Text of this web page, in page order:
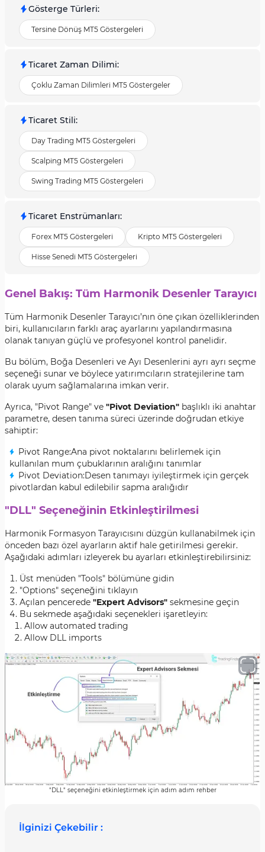
Gösterge Türleri:
Tersine Dönüş MT5 Göstergeleri
Ticaret Zaman Dilimi:
Çoklu Zaman Dilimleri MT5 Göstergeler
Ticaret Stili:
Day Trading MT5 Göstergeleri
Scalping MT5 Göstergeleri
Swing Trading MT5 Göstergeleri
Ticaret Enstrümanları:
Forex MT5 Göstergeleri Kripto MT5 Göstergeleri
Hisse Senedi MT5 Göstergeleri
Genel Bakış: Tüm Harmonik Desenler Tarayıcı
Tüm Harmonik Desenler Tarayıcı’nın öne çıkan özelliklerinden
biri, kullanıcıların farklı araç ayarlarını yapılandırmasına
olanak tanıyan güçlü ve profesyonel kontrol panelidir.
Bu bölüm, Boğa Desenleri ve Ayı Desenlerini ayrı ayrı seçme
seçeneği sunar ve böylece yatırımcıların stratejilerine tam
olarak uyum sağlamalarına imkan verir.
Ayrıca, "Pivot Range" ve "Pivot Deviation" başlıklı iki anahtar
parametre, desen tanıma süreci üzerinde doğrudan etkiye
sahiptir:
Pivot Range:Ana pivot noktalarını belirlemek için
kullanılan mum çubuklarının aralığını tanımlar
Pivot Deviation:Desen tanımayı iyileştirmek için gerçek
pivotlardan kabul edilebilir sapma aralığıdır
"DLL" Seçeneğinin Etkinleştirilmesi
Harmonik Formasyon Tarayıcısını düzgün kullanabilmek için
önceden bazı özel ayarların aktif hale getirilmesi gerekir.
Aşağıdaki adımları izleyerek bu ayarları etkinleştirebilirsiniz:
Üst menüden "Tools" bölümüne gidin
"Options" seçeneğini tıklayın
Açılan pencerede "Expert Advisors" sekmesine geçin
Bu sekmede aşağıdaki seçenekleri işaretleyin:
Allow automated trading
Allow DLL imports
"DLL" seçeneğini etkinleştirmek için adım adım rehber
İlginizi Çekebilir :